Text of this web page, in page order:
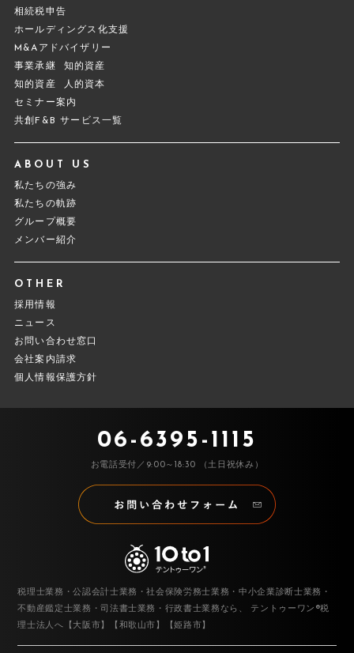
相続税申告
ホールディングス化支援
M&Aアドバイザリー
事業承継
知的資産
知的資産
人的資本
セミナー案内
共創F&B サービス一覧
ABOUT US
私たちの強み
私たちの軌跡
グループ概要
メンバー紹介
OTHER
採用情報
ニュース
お問い合わせ窓口
会社案内請求
個人情報保護方針
06-6395-1115
お電話受付／9:00～18:30 （土日祝休み）
税理士業務・公認会計士業務・社会保険労務士業務・中小企業診断士業務・
不動産鑑定士業務・司法書士業務・行政書士業務なら、
テントゥーワン®税
理士法人へ【大阪市】【和歌山市】【姫路市】